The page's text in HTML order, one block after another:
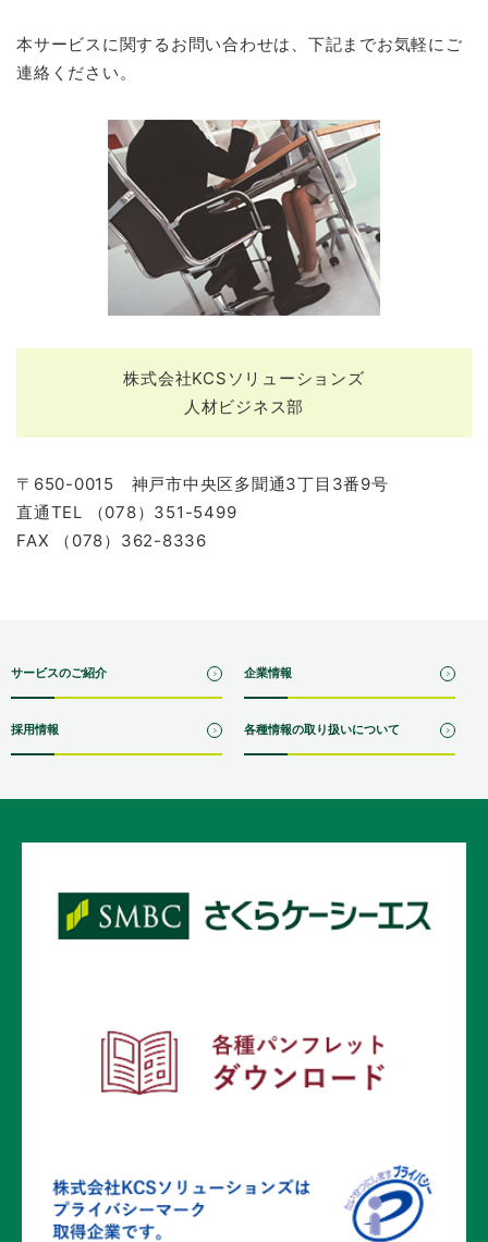
本サービスに関するお問い合わせは、下記までお気軽にご
連絡ください。
株式会社KCSソリューションズ
人材ビジネス部
〒650-0015 神戸市中央区多聞通3丁目3番9号
直通TEL （078）351-5499
FAX （078）362-8336
サービスのご紹介 企業情報
採用情報 各種情報の取り扱いについて